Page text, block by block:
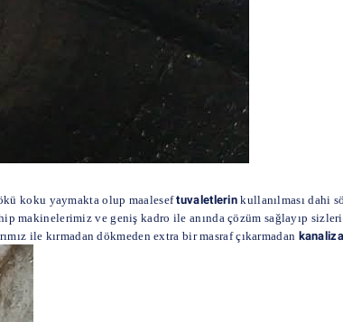
koku yaymakta olup maaleseftuvaletlerin kullanılması dahi
makinelerimiz ve geniş kadro ile anında çözüm sağlayıp
ile kırmadan dökmeden extra bir masraf çıkarmadan